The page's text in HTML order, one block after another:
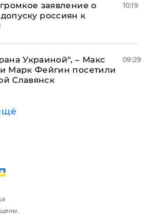
заявление о
россиян к
10:19
Украиной", – Макс
Марк Фейгин посетили
Славянск
09:29